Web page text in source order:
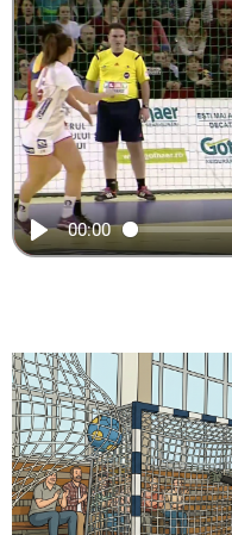
Este o poziție de
care o iei în
(atac sau
picioarele sunt
cu un picior puţin
Poate fi înaltă,
00:00